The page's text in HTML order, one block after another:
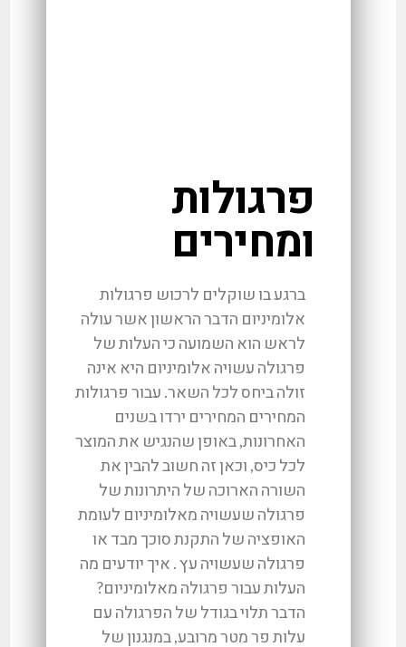
פרגולות
ומחירים
ברגע בו שוקלים לרכוש פרגולות
אלומיניום הדבר הראשון אשר עולה
לראש הוא השמועה כי העלות של
פרגולה עשויה אלומיניום היא אינה
זולה ביחס לכל השאר. עבור פרגולות
המחירים המחירים ירדו בשנים
האחרונות, באופן שהנגיש את המוצר
לכל כיס, וכאן זה חשוב להבין את
השורה הארוכה של היתרונות של
פרגולה שעשויה מאלומיניום לעומת
האופציה של התקנת סוכך מבד או
פרגולה שעשויה עץ . איך יודעים מה
העלות עבור פרגולה מאלומיניום?
הדבר תלוי בגודל של הפרגולה עם
עלות פר מטר מרובע, במנגנון של